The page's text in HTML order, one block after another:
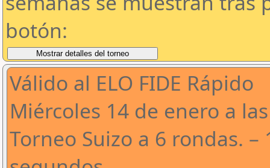
botón:
Válido al ELO FIDE Rápido
Miércoles 14 de enero a
Torneo Suizo a 6 rondas.